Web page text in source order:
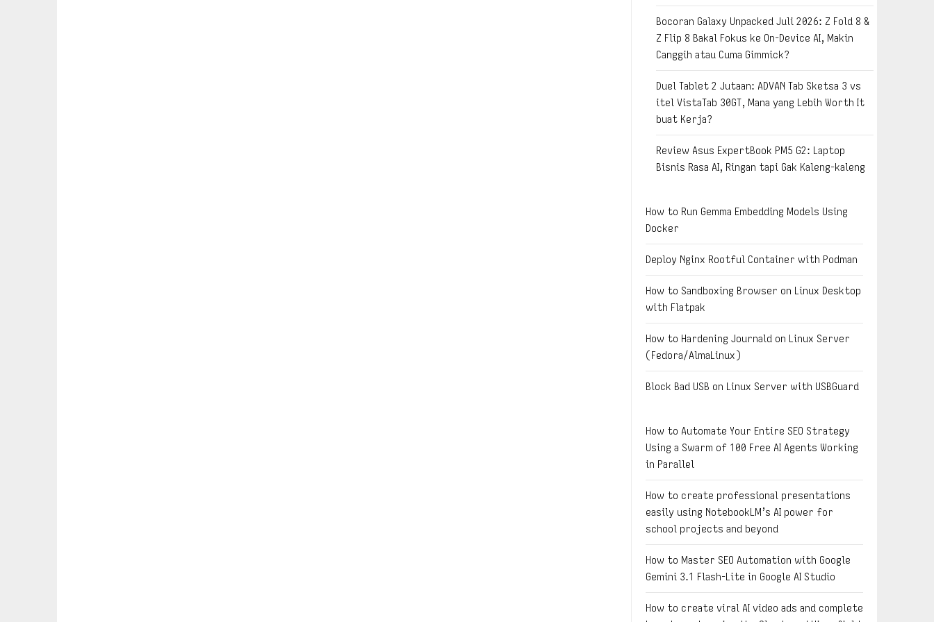
Bocoran Galaxy Unpacked Juli 2026: Z Fold 8 &
Z Flip 8 Bakal Fokus ke On-Device AI, Makin
Canggih atau Cuma Gimmick?
Duel Tablet 2 Jutaan: ADVAN Tab Sketsa 3 vs
itel VistaTab 30GT, Mana yang Lebih Worth It
buat Kerja?
Review Asus ExpertBook PM5 G2: Laptop
Bisnis Rasa AI, Ringan tapi Gak Kaleng-kaleng
How to Run Gemma Embedding Models Using
Docker
Deploy Nginx Rootful Container with Podman
How to Sandboxing Browser on Linux Desktop
with Flatpak
How to Hardening Journald on Linux Server
(Fedora/AlmaLinux)
Block Bad USB on Linux Server with USBGuard
How to Automate Your Entire SEO Strategy
Using a Swarm of 100 Free AI Agents Working
in Parallel
How to create professional presentations
easily using NotebookLM’s AI power for
school projects and beyond
How to Master SEO Automation with Google
Gemini 3.1 Flash-Lite in Google AI Studio
How to create viral AI video ads and complete